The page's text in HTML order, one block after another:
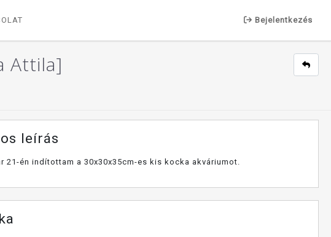
Bejelentkezés
Attila]
leírás
21-én indítottam a 30x30x35cm-es kis kocka akváriumot.